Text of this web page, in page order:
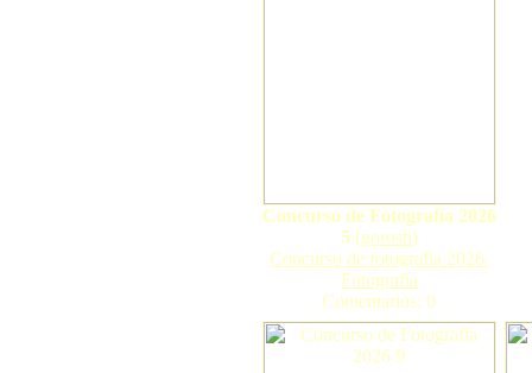
Concurso de Fotografía 2026
5 (gorosti)
Concurso de fotografía 2026.
Fotografía
Comentarios: 0